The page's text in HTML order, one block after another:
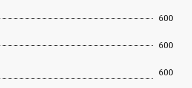
600
600
600